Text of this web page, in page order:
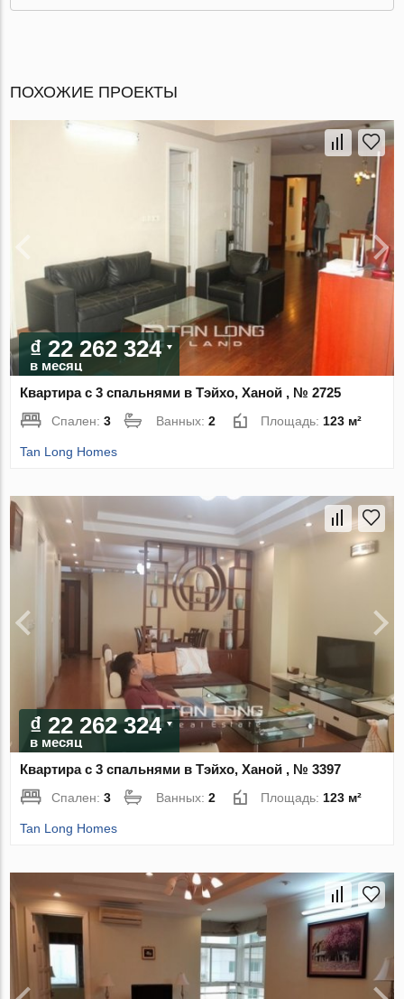
ПОХОЖИЕ ПРОЕКТЫ
₫ 22 262 324
в месяц
Квартира с 3 спальнями в Тэйхо, Ханой , № 2725
Спален:3 Ванных:2 Площадь:123 м²
Tan Long Homes
₫ 22 262 324
в месяц
Квартира с 3 спальнями в Тэйхо, Ханой , № 3397
Спален:3 Ванных:2 Площадь: 123 м²
Tan Long Homes